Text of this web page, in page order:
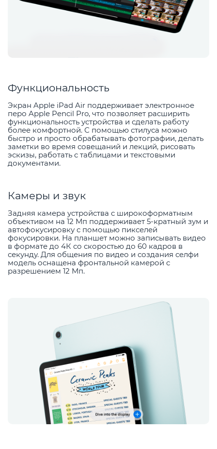
Функциональность
Экран Apple iPad Air поддерживает электронное
перо Apple Pencil Pro, что позволяет расширить
функциональность устройства и сделать работу
более комфортной. С помощью стилуса можно
быстро и просто обрабатывать фотографии, делать
заметки во время совещаний и лекций, рисовать
эскизы, работать с таблицами и текстовыми
документами.
Камеры и звук
Задняя камера устройства с широкоформатным
объективом на 12 Мп поддерживает 5-кратный зум и
автофокусировку с помощью пикселей
фокусировки. На планшет можно записывать видео
в формате до 4К со скоростью до 60 кадров в
секунду. Для общения по видео и создания селфи
модель оснащена фронтальной камерой с
разрешением 12 Мп.